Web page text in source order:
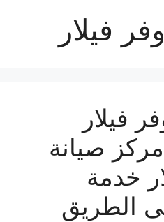
فيلار
فيلار
55445363 مركز صيانة
خدمة
الطريق